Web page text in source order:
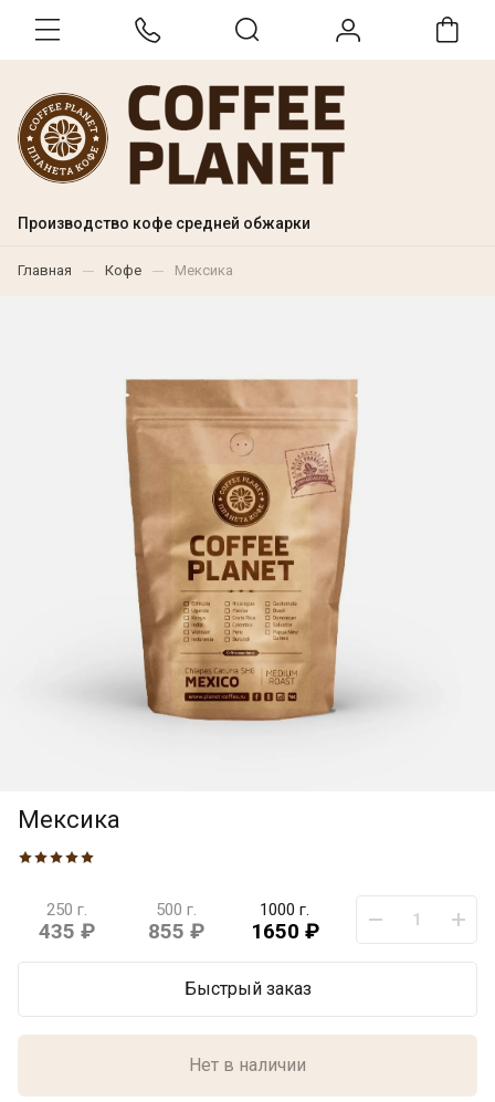
Производство кофе средней обжарки
Главная Кофе Мексика
Мексика
250 г.
435 ₽
500 г.
855 ₽
1000 г.
1650 ₽
Нет в наличии
Быстрый заказ